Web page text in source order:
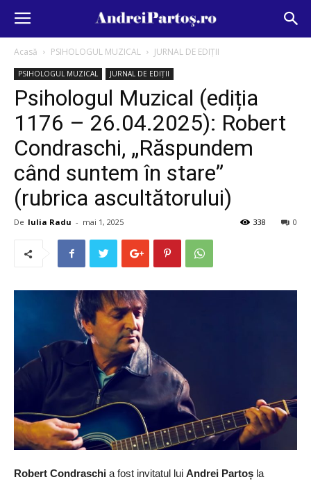
Acasă PSIHOLOGUL MUZICAL JURNAL DE EDIȚII
PSIHOLOGUL MUZICAL JURNAL DE EDIȚII
Psihologul Muzical (ediția
1176 – 26.04.2025): Robert
Condraschi, „Răspundem
când suntem în stare”
(rubrica ascultătorului)
De Iulia Radu - mai 1, 2025 0
338
Robert Condraschi a fost invitatul lui Andrei Partoș la